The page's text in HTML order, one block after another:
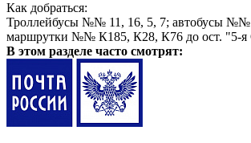
Как добраться:
Троллейбусы №№ 11, 16, 5, 7; автобусы №№
маршрутки №№ К185, К28, К76 до ост. "5-я
В этом разделе часто смотрят: